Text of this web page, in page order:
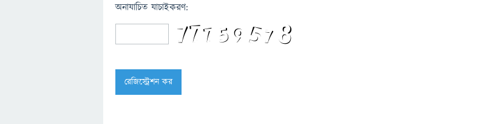
অনাযাচিত যাচাইকরণ: